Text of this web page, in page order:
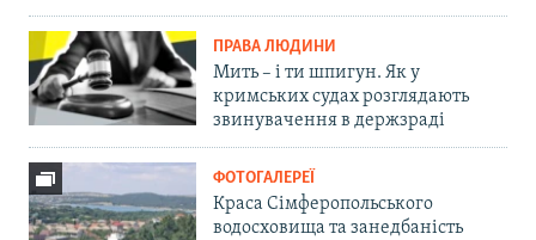
ПРАВА ЛЮДИНИ
Мить – і ти шпигун. Як у
кримських судах розглядають
звинувачення в держзраді
ФОТОГАЛЕРЕЇ
Краса Сімферопольського
водосховища та занедбаність